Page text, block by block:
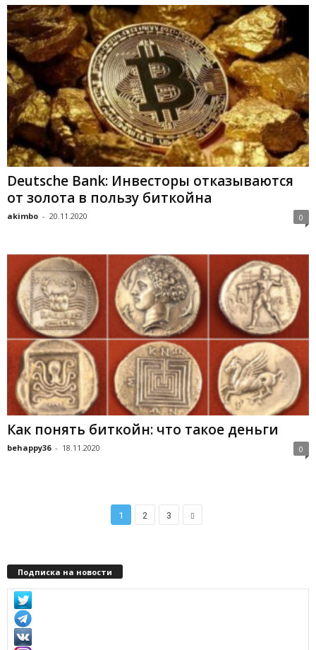
Deutsche Bank: Инвесторы отказываются
от золота в пользу биткойна
akimbo - 20.11.2020 0
Как понять биткойн: что такое деньги
behappy36 - 18.11.2020 0
1 2 3
Подписка на новости